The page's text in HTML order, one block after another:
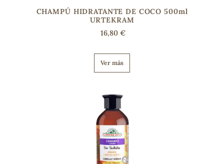
CHAMPÚ HIDRATANTE DE COCO 500ml
URTEKRAM
16,80 €
Ver más